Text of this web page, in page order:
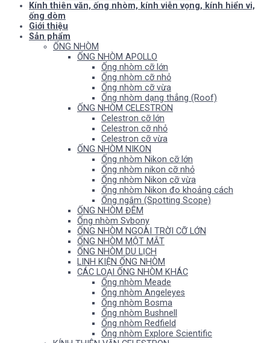
Kính thiên văn, ống nhòm, kính viễn vọng, kính hiển vi,
ống dòm
Giới thiệu
Sản phẩm
ỐNG NHÒM
ỐNG NHÒM APOLLO
Ống nhòm cỡ lớn
Ống nhòm cỡ nhỏ
Ống nhòm cỡ vừa
Ống nhòm dạng thẳng (Roof)
ỐNG NHÒM CELESTRON
Celestron cỡ lớn
Celestron cỡ nhỏ
Celestron cỡ vừa
ỐNG NHÒM NIKON
Ống nhòm Nikon cỡ lớn
Ống nhòm nikon cỡ nhỏ
Ống nhòm Nikon cỡ vừa
Ống nhòm Nikon đo khoảng cách
Ống ngắm (Spotting Scope)
ỐNG NHÒM ĐÊM
Ống nhòm Svbony
ỐNG NHÒM NGOÀI TRỜI CỠ LỚN
ỐNG NHÒM MỘT MẮT
ỐNG NHÒM DU LỊCH
LINH KIỆN ỐNG NHÒM
CÁC LOẠI ỐNG NHÒM KHÁC
Ống nhòm Meade
Ống nhòm Angeleyes
Ống nhòm Bosma
Ống nhòm Bushnell
Ống nhòm Redfield
Ống nhòm Explore Scientific